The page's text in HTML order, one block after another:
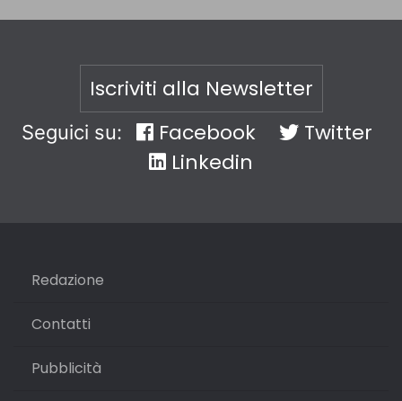
Iscriviti alla Newsletter
Seguici su: Facebook
Twitter
Linkedin
Redazione
Contatti
Pubblicità